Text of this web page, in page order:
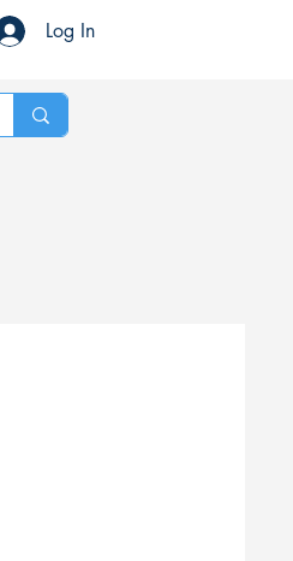
Log In